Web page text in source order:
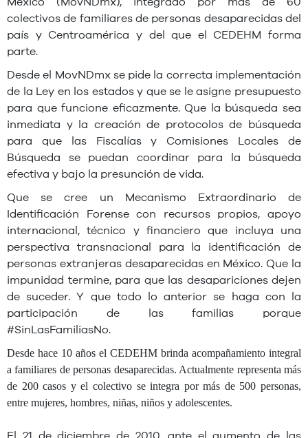
colectivos de familiares de personas desaparecidas del
país y Centroamérica y del que el CEDEHM forma
parte.
Desde el MovNDmx se pide la correcta implementación
de la Ley en los estados y que se le asigne presupuesto
para que funcione eficazmente. Que la búsqueda sea
inmediata y la creación de protocolos de búsqueda
para que las Fiscalías y Comisiones Locales de
Búsqueda se puedan coordinar para la búsqueda
efectiva y bajo la presunción de vida.
Que se cree un Mecanismo Extraordinario de
Identificación Forense con recursos propios, apoyo
internacional, técnico y financiero que incluya una
perspectiva transnacional para la identificación de
personas extranjeras desaparecidas en México. Que la
impunidad termine, para que las desapariciones dejen
de suceder. Y que todo lo anterior se haga con la
participación de las familias porque
#SinLasFamiliasNo.
Desde hace 10 años el CEDEHM brinda acompañamiento integral
a familiares de personas desaparecidas. Actualmente representa más
de 200 casos y el colectivo se integra por más de 500 personas,
entre mujeres, hombres, niñas, niños y adolescentes.